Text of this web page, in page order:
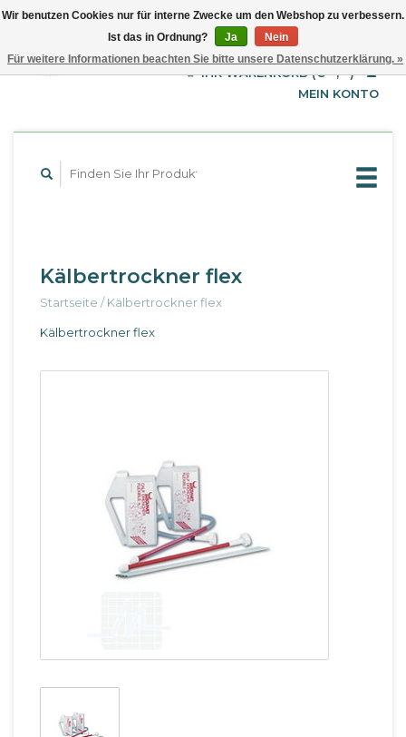
EUR
GBP
USD
English
Français
IHR WARENKORB (€--,--)
MEIN KONTO
Kälbertrockner flex
Startseite /Kälbertrockner flex
Kälbertrockner flex
Wir benutzen Cookies nur für interne Zwecke um den Webshop zu verbessern.
Ist das in Ordnung?
Ja
Nein
Für weitere Informationen beachten Sie bitte unsere Datenschutzerklärung. »